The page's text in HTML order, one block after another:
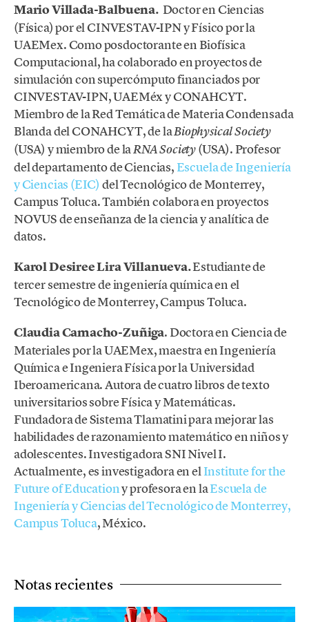
Mario Villada-Balbuena.Doctor en Ciencias
(Física) por el CINVESTAV-IPN y Físico por la
UAEMex. Como posdoctorante en Biofísica
Computacional, ha colaborado en proyectos de
simulación con supercómputo financiados por
CINVESTAV-IPN, UAEMéx y CONAHCYT.
Miembro de la Red Temática de Materia Condensada
Blanda del CONAHCYT, de laBiophysical Society
(USA) y miembro de laRNA Society(USA). Profesor
del departamento de Ciencias, Escuela de Ingeniería
y Ciencias (EIC) del Tecnológico de Monterrey,
Campus Toluca. También colabora en proyectos
NOVUS de enseñanza de la ciencia y analítica de
datos.
Karol Desiree Lira Villanueva.Estudiante de
tercer semestre de ingeniería química en el
Tecnológico de Monterrey, Campus Toluca.
Claudia Camacho-Zuñiga. Doctora en Ciencia de
Materiales por la UAEMex, maestra en Ingeniería
Química e Ingeniera Física por la Universidad
Iberoamericana. Autora de cuatro libros de texto
universitarios sobre Física y Matemáticas.
Fundadora de Sistema Tlamatini para mejorar las
habilidades de razonamiento matemático en niños y
adolescentes. Investigadora SNI Nivel I.
Actualmente, es investigadora en elInstitute for the
Future of Educationy profesora en laEscuela de
Ingeniería y Ciencias del Tecnológico de Monterrey,
Campus Toluca, México.
Notas recientes